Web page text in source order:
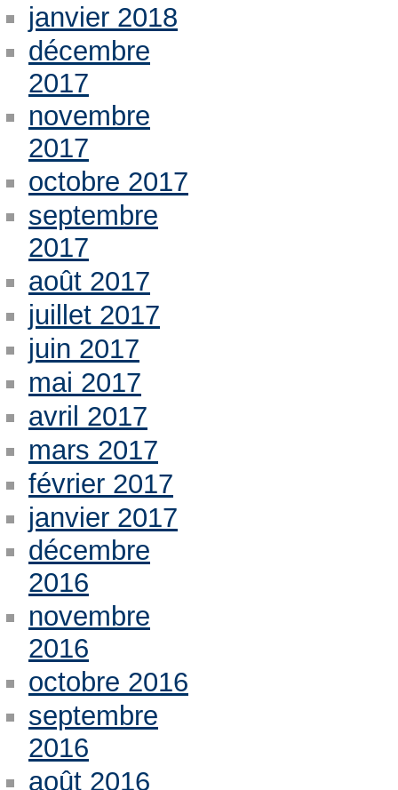
janvier 2018
décembre
2017
novembre
2017
octobre 2017
septembre
2017
août 2017
juillet 2017
juin 2017
mai 2017
avril 2017
mars 2017
février 2017
janvier 2017
décembre
2016
novembre
2016
octobre 2016
septembre
2016
août 2016